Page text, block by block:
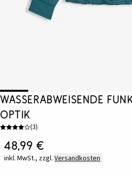
Wasserabweisende
Optik
(3)
48,99 €
inkl. MwSt., zzgl. Versandkosten